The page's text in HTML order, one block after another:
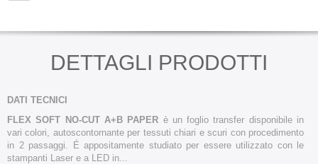
DETTAGLI PRODOTTI
DATI TECNICI
FLEX SOFT NO-CUTA+B PAPER è un foglio transfer disponibile in
vari colori, autoscontornante per tessuti chiari e scuri con procedimento
in 2 passaggi. É appositamente studiato per essere utilizzato con le
stampanti Laser e a LED in...